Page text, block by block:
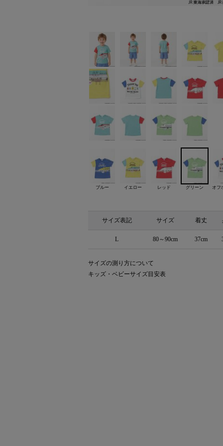
ブルー イエロー レッド グリーン オフ
サイズ表記 サイズ 着丈
L 80～90cm 37cm
サイズの測り方について
キッズ・ベビーサイズ目安表